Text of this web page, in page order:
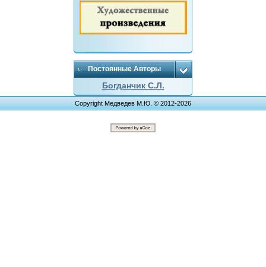
Постоянные Авторы
Богданчик С.Л.
Copyright Медведев М.Ю. © 2012-2026